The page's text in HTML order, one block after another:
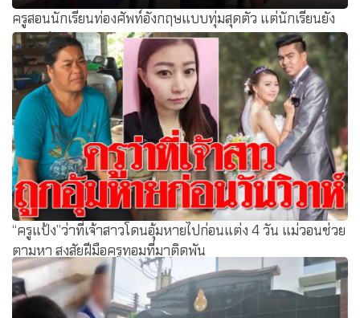
ครูสอนนักเรียนท่องศัพท์อังกฤษแบบทุ่มสุดตัว แต่นักเรียนยัง
แอบหลับ
“ครูแป้ง”ว่าที่เจ้าสาวโดนอุ้มหายไปก่อนแต่ง 4 วัน แม่วอนช่วย
ตามหา สงสัยฝีมือครูทอมที่มาติดพัน